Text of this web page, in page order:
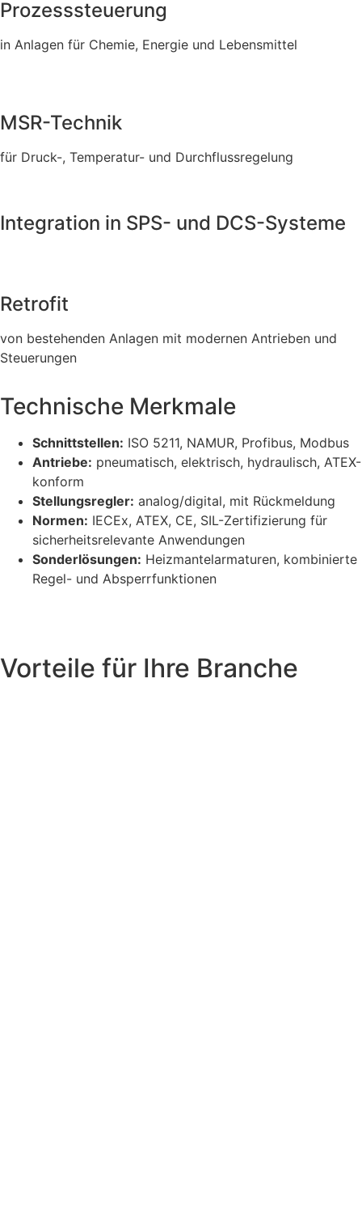
Prozesssteuerung
in Anlagen für Chemie, Energie und Lebensmittel
MSR-Technik
für Druck-, Temperatur- und Durchflussregelung
Integration in SPS- und DCS-Systeme
Retrofit
von bestehenden Anlagen mit modernen Antrieben und
Steuerungen
Technische Merkmale
Schnittstellen: ISO 5211, NAMUR, Profibus, Modbus
Antriebe: pneumatisch, elektrisch, hydraulisch, ATEX-
konform
Stellungsregler: analog/digital, mit Rückmeldung
Normen: IECEx, ATEX, CE, SIL-Zertifizierung für
sicherheitsrelevante Anwendungen
Sonderlösungen: Heizmantelarmaturen, kombinierte
Regel- und Absperrfunktionen
Vorteile für Ihre Branche